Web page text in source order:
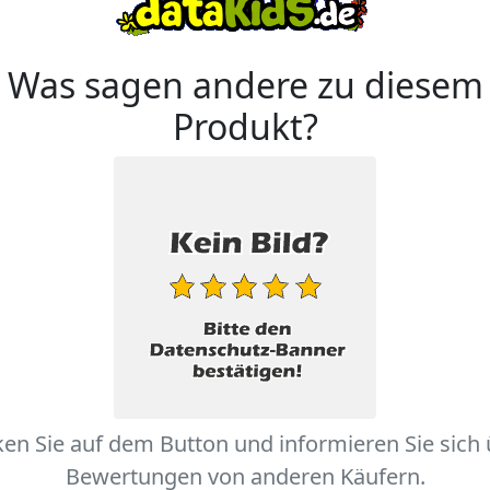
Was sagen andere zu diesem
Produkt?
Sie auf dem Button und informieren Sie sich
Bewertungen von anderen Käufern.